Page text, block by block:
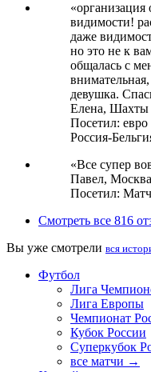
«организация
видимости!
даже
но это не к
общалась с
девушка.
Елена, Шахты
Посетил:
Россия-
«Все супер
Павел, Москва
Посетил:
Смотреть все 816
Вы уже смотрели вся
Футбол
Лига
Лига Европы
Чемпионат
Кубок России
Суперкубок
все матчи →